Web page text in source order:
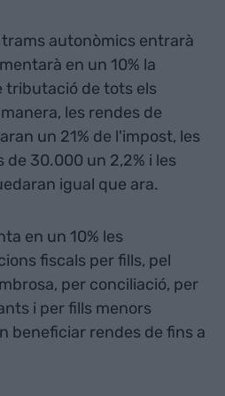
autonòmics entrarà
en un 10% la
de tots els
les rendes de
un 21% de l'impost, les
de 30.000 un 2,2% i les
igual que ara.
en un 10% les
fiscals per fills, pel
per conciliació, per
i per fills menors
beneficiar rendes de fins a